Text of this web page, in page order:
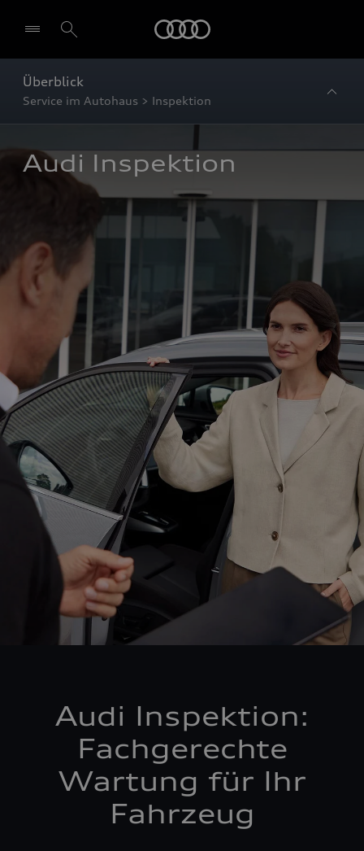
Überblick
Service im Autohaus > Inspektion
Audi Inspektion
Audi Inspektion:
Fachgerechte
Wartung für Ihr
Fahrzeug